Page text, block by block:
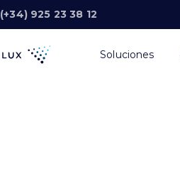
(+34) 925 23 38 12
Soluciones